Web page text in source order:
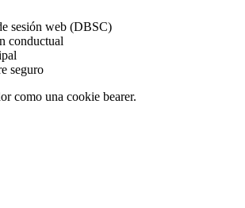
sesión web (DBSC)
conductual
seguro
como una cookie bearer.